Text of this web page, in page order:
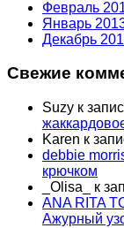
Февраль
Январь
Декабрь
Свежие
Suzy к
Karen к
debbie
крючком
_Olisa_
к
ANA RITA
Ажурный